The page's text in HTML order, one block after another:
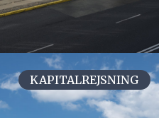
KAPITALREJSNING